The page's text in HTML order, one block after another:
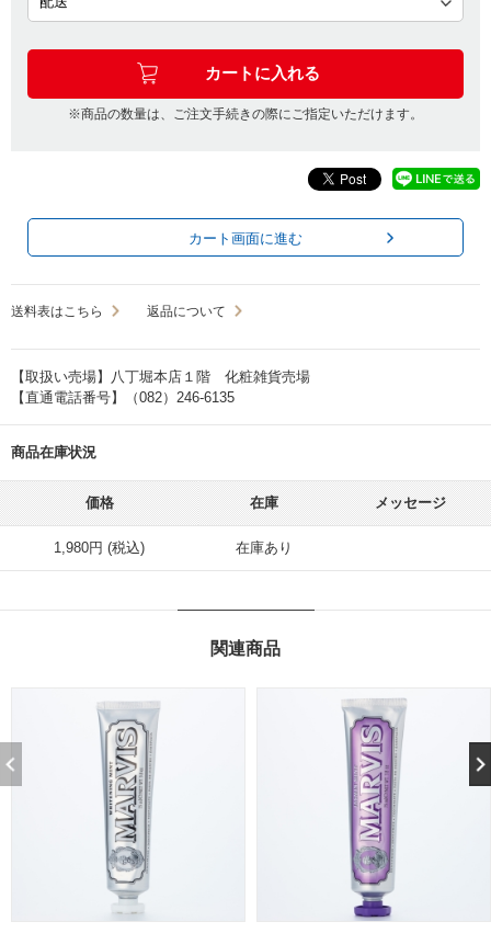
※商品の数量は、ご注文手続きの際にご指定いただけます。
カート画面に進む
送料表はこちら 返品について
【取扱い売場】八丁堀本店１階 化粧雑貨売場
【直通電話番号】（082）246-6135
商品在庫状況
価格 在庫 メッセージ
1,980円 (税込) 在庫あり
関連商品